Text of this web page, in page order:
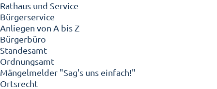
Rathaus und Service
Bürgerservice
Anliegen von A bis Z
Bürgerbüro
Standesamt
Ordnungsamt
Mängelmelder "Sag's uns einfach!"
Ortsrecht